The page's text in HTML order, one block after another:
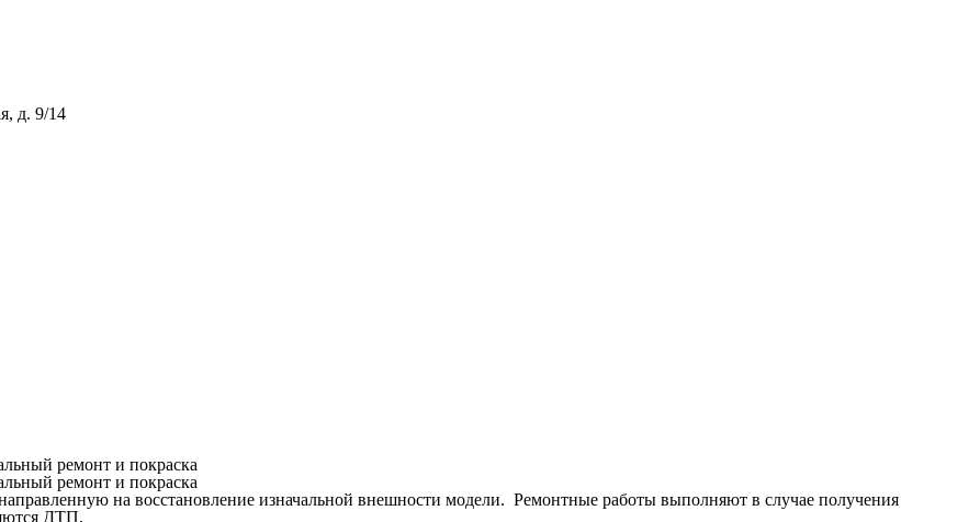
д. 9/14
ремонт и покраска
ремонт и покраска
на восстановление изначальной внешности модели. Ремонтные работы выполняют в случае получения
ДТП.